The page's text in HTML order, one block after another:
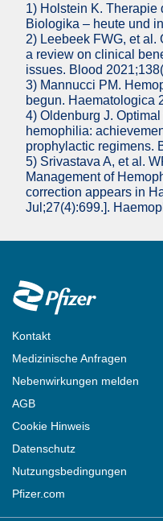
1) Holstein K. Therapie
Biologika – heute und
2) Leebeek FWG, et al.
a review on clinical
issues. Blood
3) Mannucci PM.
begun. Haematologica
4) Oldenburg J.
hemophilia:
prophylactic regimens.
5) Srivastava A, et al.
Management of
correction appears in
Jul;27(4):699.].
Footer
Kontakt
Medizinische Anfragen
Nebenwirkungen melden
AGB
Cookie Hinweis
Datenschutz
Nutzungsbedingungen
Pfizer.com